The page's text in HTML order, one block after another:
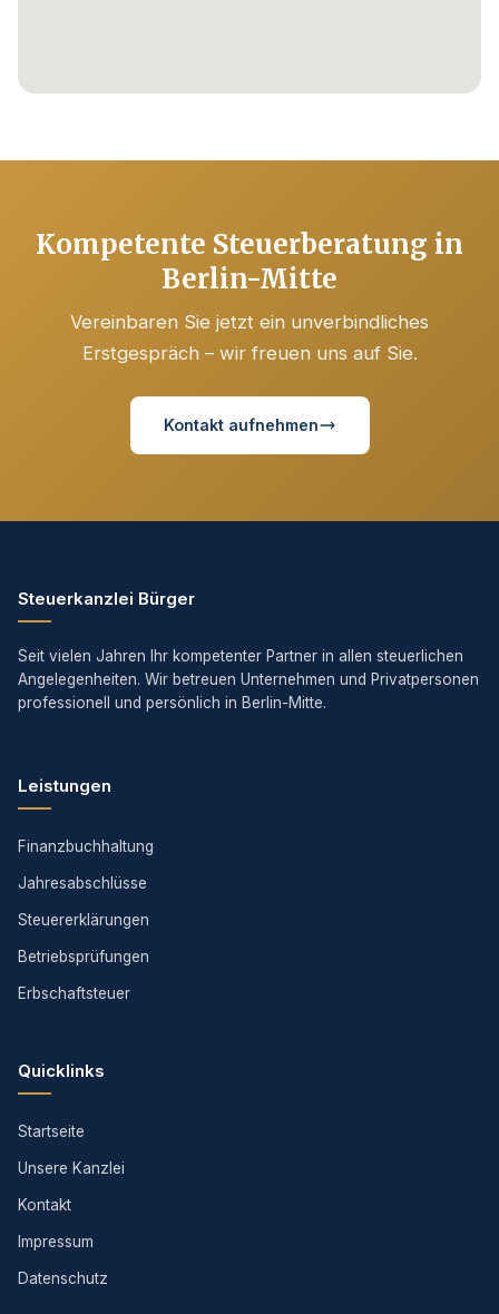
Kompetente Steuerberatung in
Berlin-Mitte
Vereinbaren Sie jetzt ein unverbindliches
Erstgespräch – wir freuen uns auf Sie.
Kontakt aufnehmen
Steuerkanzlei Bürger
Seit vielen Jahren Ihr kompetenter Partner in allen steuerlichen
Angelegenheiten. Wir betreuen Unternehmen und Privatpersonen
professionell und persönlich in Berlin-Mitte.
Leistungen
Finanzbuchhaltung
Jahresabschlüsse
Steuererklärungen
Betriebsprüfungen
Erbschaftsteuer
Quicklinks
Startseite
Unsere Kanzlei
Kontakt
Impressum
Datenschutz